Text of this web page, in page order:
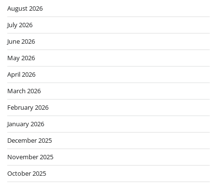
August 2026
July 2026
June 2026
May 2026
April 2026
March 2026
February 2026
January 2026
December 2025
November 2025
October 2025